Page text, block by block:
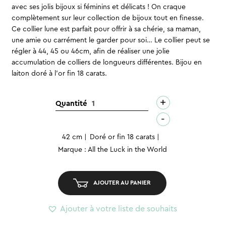
avec ses jolis bijoux si féminins et délicats ! On craque
complètement sur leur collection de bijoux tout en finesse.
Ce collier lune est parfait pour offrir à sa chérie, sa maman,
une amie ou carrément le garder pour soi… Le collier peut se
régler à 44, 45 ou 46cm, afin de réaliser une jolie
accumulation de colliers de longueurs différentes. Bijou en
laiton doré à l’or fin 18 carats.
Quantitéquantité
–
Lune
+
-
42 cm
Doré or fin 18 carats
Marque : All the Luck in the World
AJOUTER AU PANIER
Ajouter à votre liste de souhaits